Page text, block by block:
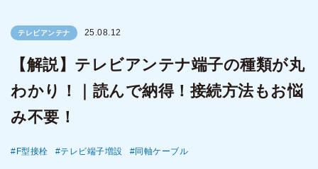
テレビアンテナ 25.08.12
【解説】テレビアンテナ端子の種類が丸
わかり！｜読んで納得！接続方法もお悩
み不要！
F型接栓 テレビ端子増設 同軸ケーブル